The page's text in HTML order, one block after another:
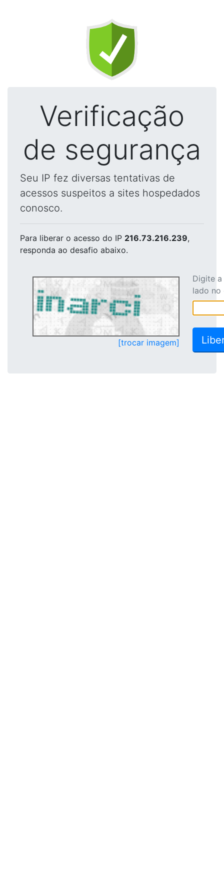
Verificação
de segurança
Seu IP fez diversas tentativas de
acessos suspeitos a sites hospedados
conosco.
Para liberar o acesso do IP 216.73.216.239,
responda ao desafio abaixo.
[trocar imagem]
Digite
lado no